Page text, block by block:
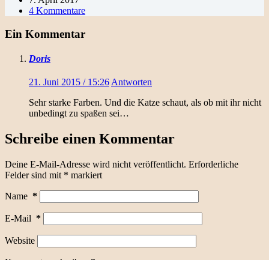
4 Kommentare
Ein Kommentar
Doris
21. Juni 2015 / 15:26 Antworten
Sehr starke Farben. Und die Katze schaut, als ob mit ihr nicht
unbedingt zu spaßen sei…
Schreibe einen Kommentar
Deine E-Mail-Adresse wird nicht veröffentlicht. Erforderliche
Felder sind mit * markiert
Name *
E-Mail *
Website